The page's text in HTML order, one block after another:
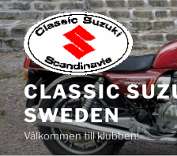
Hoppa
till
innehåll
CLASSIC
SWEDEN
Välkommen till klubben!